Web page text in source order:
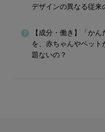
デザインの異なる従来
【成分・働き】「か
を、赤ちゃんやペッ
題ないの？